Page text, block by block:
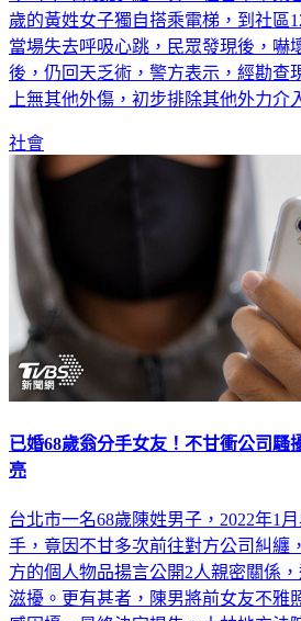
歲的黃姓女子獨自搭乘電梯，到社區
當場失去呼吸心跳，民眾發現後，嚇
後，仍回天乏術，警方表示，經勘查
上無其他外傷，初步排除其他外力介
社會
已婚68歲翁分手女友！不甘衝公司騷
亮
台北市一名68歲陳姓男子，2022年1
手，竟因不甘多次前往對方公司糾纏
方的個人物品揚言公開2人親密關係
滋擾。更有甚者，陳男將前女友不雅